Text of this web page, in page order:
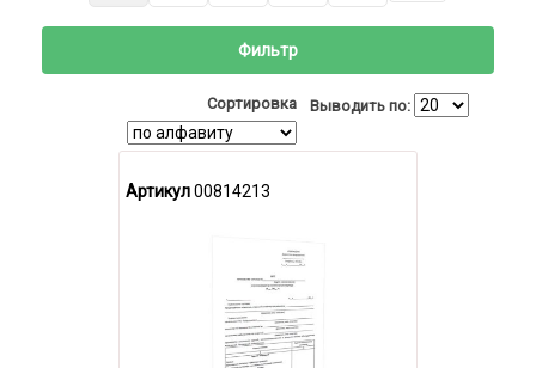
Фильтр
Сортировка Выводить по:
Артикул00814213